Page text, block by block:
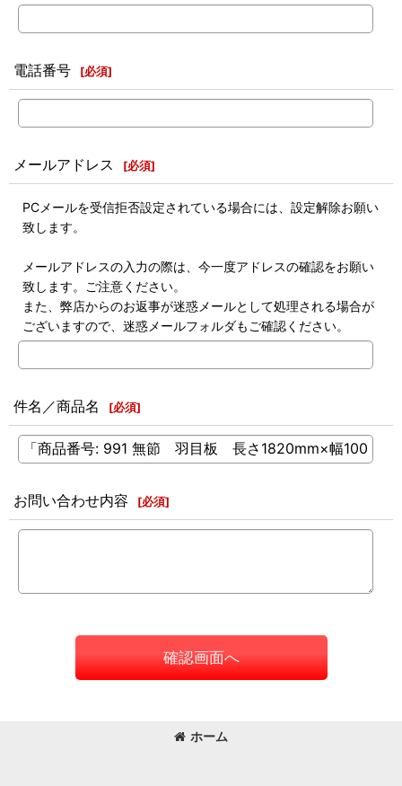
電話番号 [必須]
メールアドレス [必須]
PCメールを受信拒否設定されている場合には、設定解除お願い
致します。
メールアドレスの入力の際は、今一度アドレスの確認をお願い
致します。ご注意ください。
また、弊店からのお返事が迷惑メールとして処理される場合が
ございますので、迷惑メールフォルダもご確認ください。
件名／商品名 [必須]
お問い合わせ内容 [必須]
確認画面へ
ホーム